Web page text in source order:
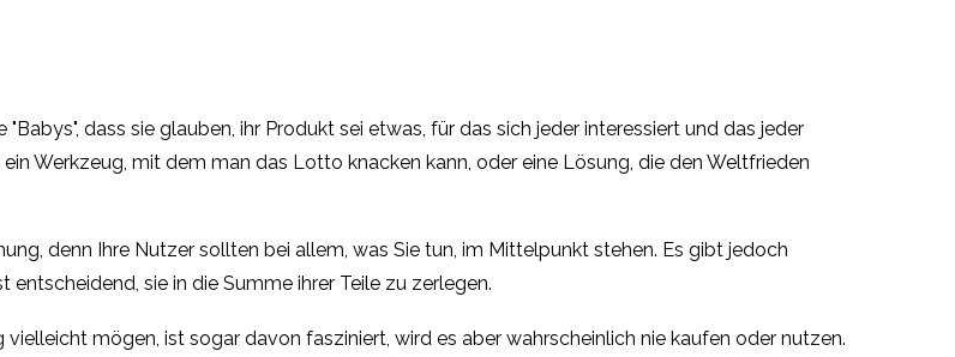
dass sie glauben, ihr Produkt sei etwas, für das sich jeder interessiert und das jeder
Werkzeug, mit dem man das Lotto knacken kann, oder eine Lösung, die den Weltfrieden
denn Ihre Nutzer sollten bei allem, was Sie tun, im Mittelpunkt stehen. Es gibt jedoch
sie in die Summe ihrer Teile zu zerlegen.
mögen, ist sogar davon fasziniert, wird es aber wahrscheinlich nie kaufen oder nutzen.